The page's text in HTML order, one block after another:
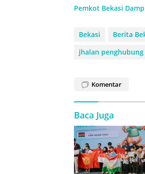
Pemkot Bekasi
Bekasi Berita
jhalan
Komentar
Baca Juga